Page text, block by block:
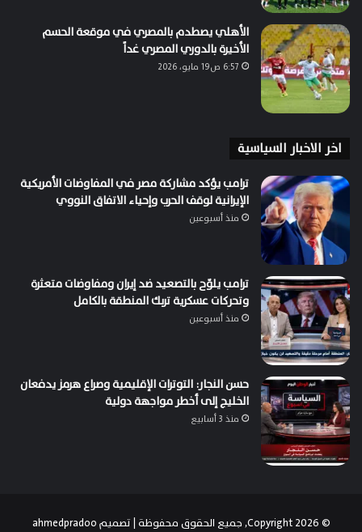
الأهلي يصطدم بالمصري في موقعة الحسم
الأخيرة بالدوري المصري غداً
6:57 ص19 مايو، 2026
اخر الاخبار السياسية
ترامب يؤكد مشاركة مصر في المفاوضات الأمريكية
الإيرانية لوقف الحرب وإحياء الاتفاق النووي
منذ أسبوعين
ترامب يلوّح بالتصعيد ضد إيران ومفاوضات متعثرة
وتحركات عسكرية تربك المنطقة بالكامل
منذ أسبوعين
حسن النجار: التوترات الإقليمية وصراع هرمز يدفعان
الخليج إلى أخطر مواجهة دولية
منذ 3 أسابيع
© Copyright 2026, جميع الحقوق محفوظة | تصميم ahmedpradoo